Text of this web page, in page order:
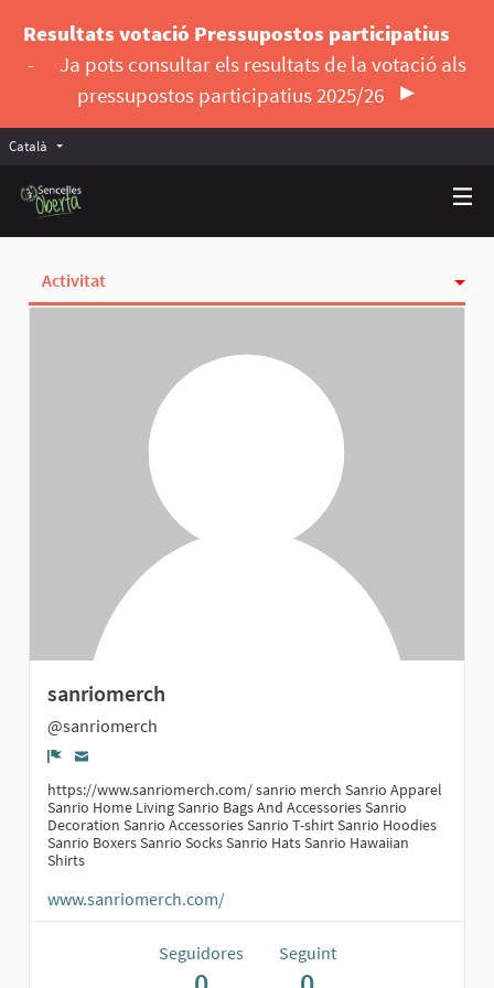
Resultats votació Pressupostos participatius
-
Ja pots consultar els resultats de la votació als
pressupostos participatius 2025/26
Català Triar la llengua
Activitat
sanriomerch
@sanriomerch
Denúncia
https://www.sanriomerch.com/ sanrio merch Sanrio Apparel
Sanrio Home Living Sanrio Bags And Accessories Sanrio
Decoration Sanrio Accessories Sanrio T-shirt Sanrio Hoodies
Sanrio Boxers Sanrio Socks Sanrio Hats Sanrio Hawaiian
Shirts
www.sanriomerch.com/
Seguidores Seguint